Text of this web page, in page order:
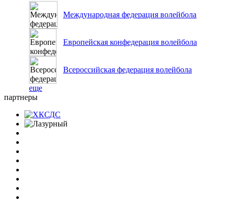
Международная федерация волейбола
Европейская конфедерация волейбола
Всероссийская федерация волейбола
еще
партнеры